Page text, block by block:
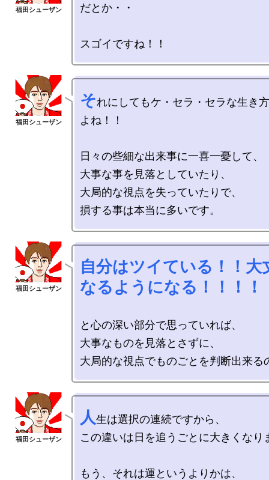
だとか・・
それにしてもケ・セラ・セラな生き
よね！！
日々の些細な出来事に一喜一憂して、
大事な事を見落としていたり、
大局的な視点を失っていたりで、
自分はツイている！！大丈夫！！
なるようになる！！！！
と心の深い部分で思っていれば、
大事なものを見落とさずに、
人生は選択の連続ですから、
この違いは日を追うごとに大きくなり
もう、それは運というよりかは、